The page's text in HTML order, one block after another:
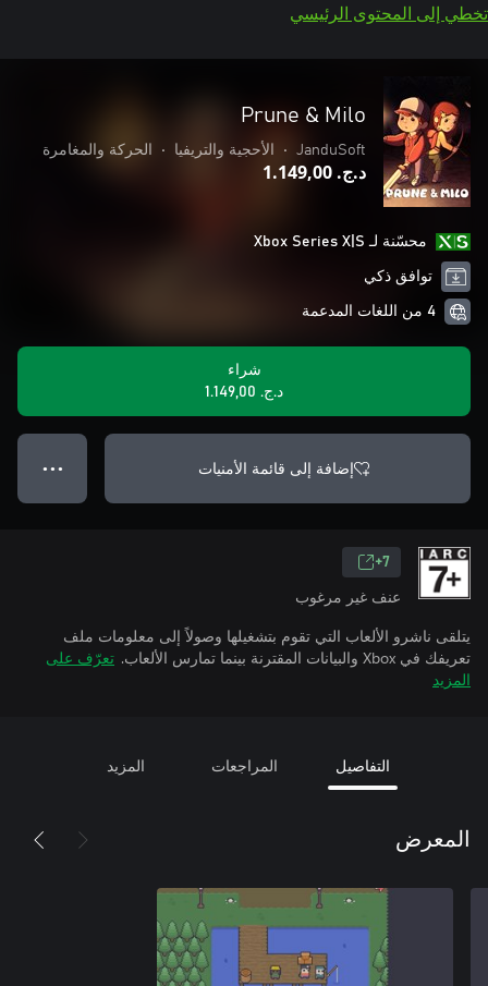
تخطي إلى المحتوى الرئيسي
Prune & Milo
JanduSoft
• الأحجية والتريفيا • الحركة والمغامرة
د.ج.‏ 1.149,00
محسّنة لـ Xbox Series X|S
توافق ذكي
4 من اللغات المدعمة
شراء
د.ج.‏ 1.149,00
إضافة إلى قائمة الأمنيات ● ● ●
7+
عنف غير مرغوب
يتلقى ناشرو الألعاب التي تقوم بتشغيلها وصولاً إلى معلومات ملف
تعريفك في Xbox والبيانات المقترنة بينما تمارس الألعاب.
تعرّف على
المزيد
التفاصيل المراجعات المزيد
المعرض